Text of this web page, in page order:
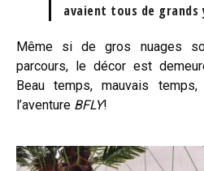
avaient tous de
Même si de gros nuages
parcours, le décor est
Beau temps, mauvais
l’aventure BFLY!